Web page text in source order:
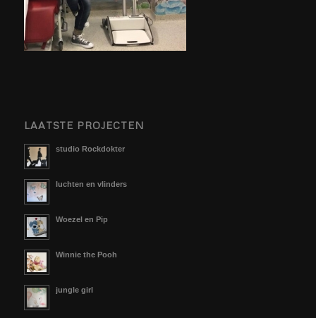
LAATSTE PROJECTEN
studio Rockdokter
luchten en vlinders
Woezel en Pip
Winnie the Pooh
jungle girl